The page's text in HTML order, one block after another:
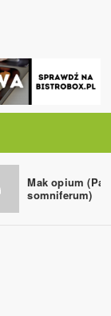
Mak opium
somniferum)